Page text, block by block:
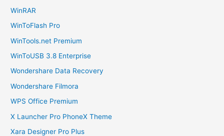
WinRAR
WinToFlash Pro
WinTools.net Premium
WinToUSB 3.8 Enterprise
Wondershare Data Recovery
Wondershare Filmora
WPS Office Premium
X Launcher Pro PhoneX Theme
Xara Designer Pro Plus